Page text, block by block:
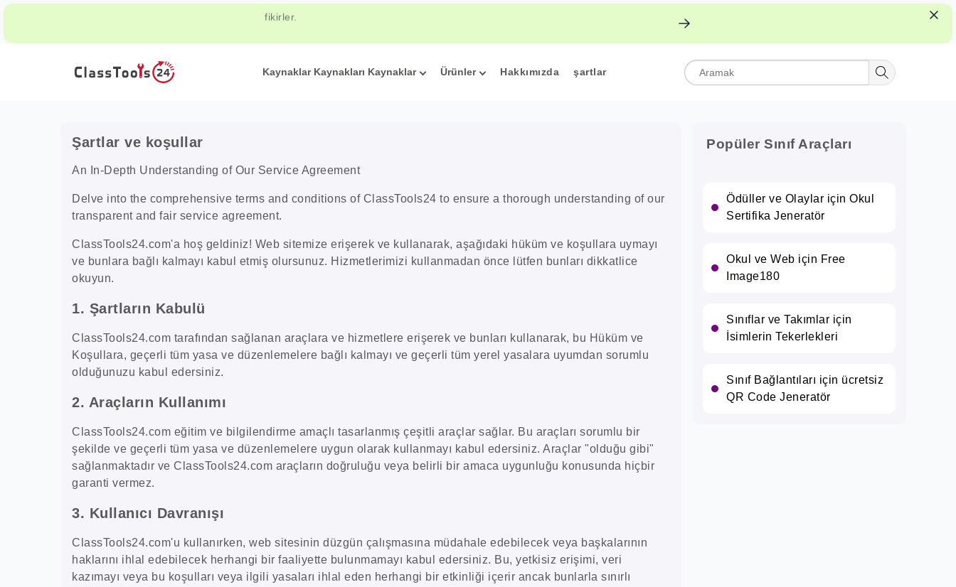
Pratik pratik pratik keşfedin Sınıf okuması, elouts ve öğrenci çalışması için PDF
Kaynaklar Kaynakları Kaynaklar Ürünler Hakkımızda şartlar
Şartlar ve koşullar
An In-Depth Understanding of Our Service Agreement
Delve into the comprehensive terms and conditions of ClassTools24 to ensure a thorough understanding of our
transparent and fair service agreement.
ClassTools24.com'a hoş geldiniz! Web sitemize erişerek ve kullanarak, aşağıdaki hüküm ve koşullara uymayı
ve bunlara bağlı kalmayı kabul etmiş olursunuz. Hizmetlerimizi kullanmadan önce lütfen bunları dikkatlice
okuyun.
1. Şartların Kabulü
ClassTools24.com tarafından sağlanan araçlara ve hizmetlere erişerek ve bunları kullanarak, bu Hüküm ve
Koşullara, geçerli tüm yasa ve düzenlemelere bağlı kalmayı ve geçerli tüm yerel yasalara uyumdan sorumlu
olduğunuzu kabul edersiniz.
2. Araçların Kullanımı
ClassTools24.com eğitim ve bilgilendirme amaçlı tasarlanmış çeşitli araçlar sağlar. Bu araçları sorumlu bir
şekilde ve geçerli tüm yasa ve düzenlemelere uygun olarak kullanmayı kabul edersiniz. Araçlar "olduğu gibi"
sağlanmaktadır ve ClassTools24.com araçların doğruluğu veya belirli bir amaca uygunluğu konusunda hiçbir
garanti vermez.
3. Kullanıcı Davranışı
ClassTools24.com'u kullanırken, web sitesinin düzgün çalışmasına müdahale edebilecek veya başkalarının
haklarını ihlal edebilecek herhangi bir faaliyette bulunmamayı kabul edersiniz. Bu, yetkisiz erişimi, veri
kazımayı veya bu koşulları veya ilgili yasaları ihlal eden herhangi bir etkinliği içerir ancak bunlarla sınırlı
Popüler Sınıf Araçları
Ödüller ve Olaylar için Okul
Sertifika Jeneratör
Okul ve Web için Free
Image180
Sınıflar ve Takımlar için
İsimlerin Tekerlekleri
Sınıf Bağlantıları için ücretsiz
QR Code Jeneratör